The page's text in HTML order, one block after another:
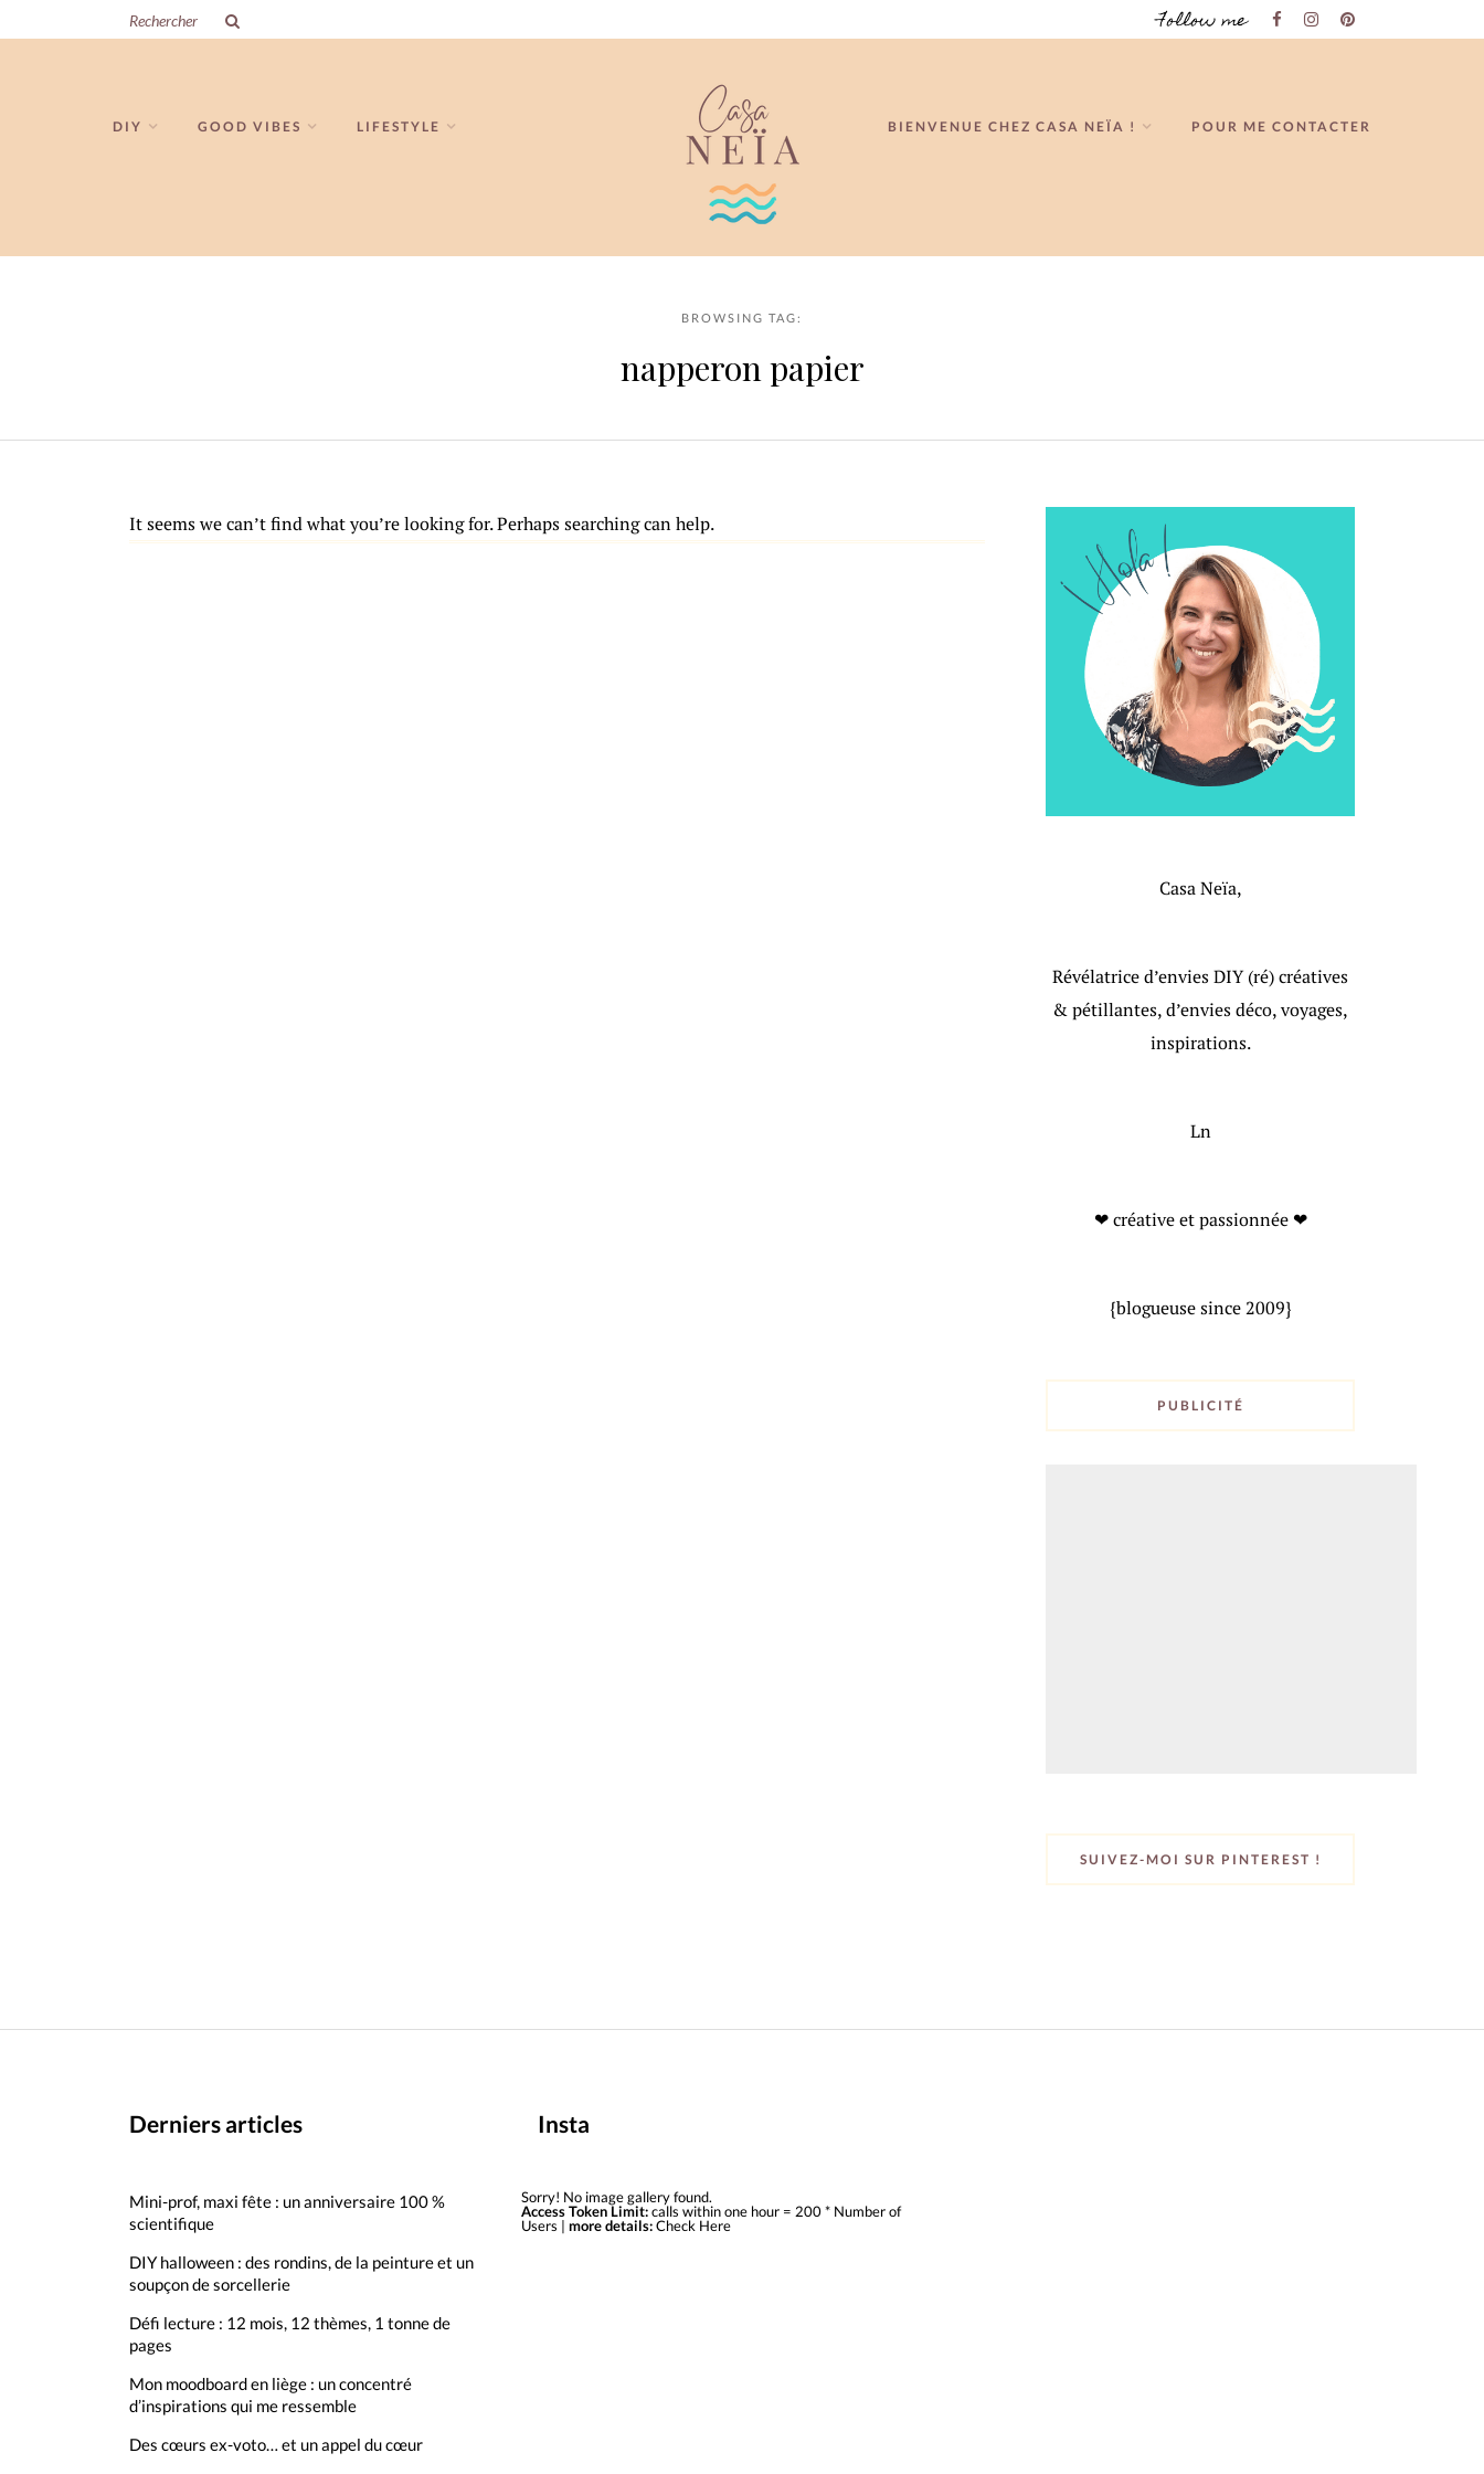
Follow me
DIY GOOD VIBES LIFESTYLE BIENVENUE CHEZ CASA NEÏA ! POUR ME CONTACTER
BROWSING TAG:
napperon papier
It seems we can’t find what you’re looking for. Perhaps searching can help.
Casa Neïa,
Révélatrice d’envies DIY (ré) créatives
& pétillantes, d’envies déco, voyages,
inspirations.
Ln
❤ créative et passionnée ❤
{blogueuse since 2009}
PUBLICITÉ
SUIVEZ-MOI SUR PINTEREST !
Derniers articles
Mini-prof, maxi fête : un anniversaire 100 %
scientifique
DIY halloween : des rondins, de la peinture et un
soupçon de sorcellerie
Défi lecture : 12 mois, 12 thèmes, 1 tonne de
pages
Mon moodboard en liège : un concentré
d’inspirations qui me ressemble
Des cœurs ex-voto… et un appel du cœur
Insta
Sorry! No image gallery found.
Access Token Limit:calls within one hour = 200 * Number of
Users | more details: Check Here